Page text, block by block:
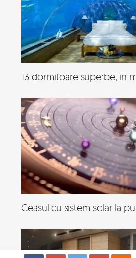
13 dormitoare superbe, in
Ceasul cu sistem solar la